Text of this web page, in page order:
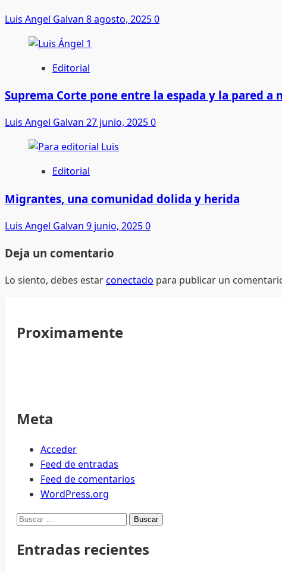
Luis Angel Galvan 8 agosto, 20250
Editorial
Suprema Corte pone entre la espada y la pared a
Luis Angel Galvan 27 junio, 20250
Editorial
Migrantes, una comunidad dolida y herida
Luis Angel Galvan 9 junio, 20250
Deja un comentario
Lo siento, debes estarconectado para publicar un
Proximamente
Meta
Acceder
Feed de entradas
Feed de comentarios
WordPress.org
Buscar:
Entradas recientes